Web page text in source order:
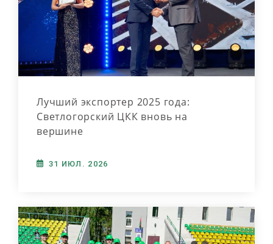
Лучший экспортер 2025 года:
Светлогорский ЦКК вновь на
вершине
31 ИЮЛ. 2026